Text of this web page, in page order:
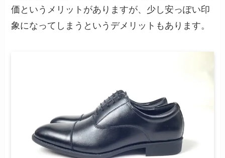
価というメリットがありますが、少し安っぽい印
象になってしまうというデメリットもあります。